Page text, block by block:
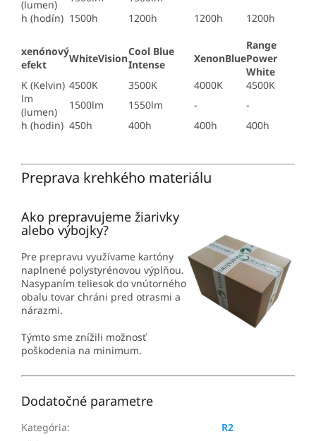
(lumen)
h (hodín) 1500h 1200h 1200h 1200h
xenónový
efekt
WhiteVision
Cool Blue
Intense
XenonBlue
Range
Power
White
K (Kelvin) 4500K 3500K 4000K
4500K
lm
(lumen)
1500lm 1550lm -
-
h (hodin) 450h 400h 400h 400h
Preprava krehkého materiálu
Ako prepravujeme žiarivky
alebo výbojky?
Pre prepravu využívame kartóny
naplnené polystyrénovou výplňou.
Nasypaním teliesok do vnútorného
obalu tovar chráni pred otrasmi a
nárazmi.
Týmto sme znížili možnosť
poškodenia na minimum.
Dodatočné parametre
Kategória:
R2